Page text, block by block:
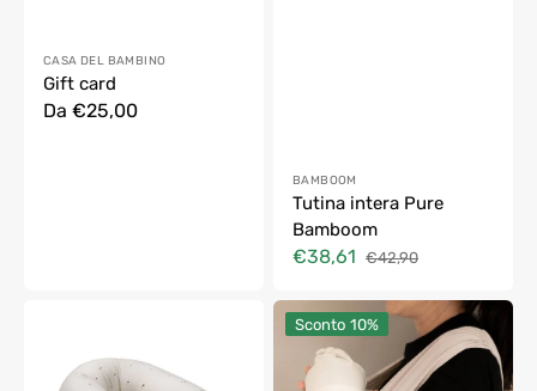
Fornitore:
CASA DEL BAMBINO
Gift card
Prezzo
Da €25,00
Fornitore:
BAMBOOM
Tutina intera Pure
Bamboom
Prezzo
vendita
€38,61
Prezzo
listino
€42,90
Gravidanza
Buddy
Fascia
Portabebè
Easy
Sconto 10%